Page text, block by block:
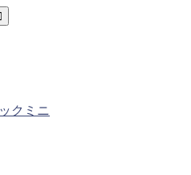
クミニ